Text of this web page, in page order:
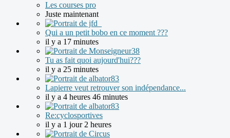
Les courses pro
Juste maintenant
Qui a un petit bobo en ce moment ???
il y a 17 minutes
Tu as fait quoi aujourd'hui???
il y a 25 minutes
Lapierre veut retrouver son indépendance...
il y a 4 heures 46 minutes
Re:cyclosportives
il y a 1 jour 2 heures